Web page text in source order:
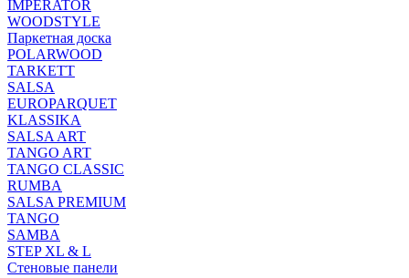
IMPERATOR
WOODSTYLE
Паркетная доска
POLARWOOD
TARKETT
SALSA
EUROPARQUET
KLASSIKA
SALSA ART
TANGO ART
TANGO CLASSIC
RUMBA
SALSA PREMIUM
TANGO
SAMBA
STEP XL & L
Стеновые панели